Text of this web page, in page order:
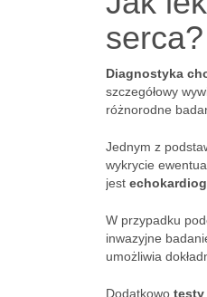
serca?
Diagnostyka
szczegółowy
różnorodne
Jednym z
wykrycie
jest
W przypadku
inwazyjne
umożliwia
Dodatkowo testy